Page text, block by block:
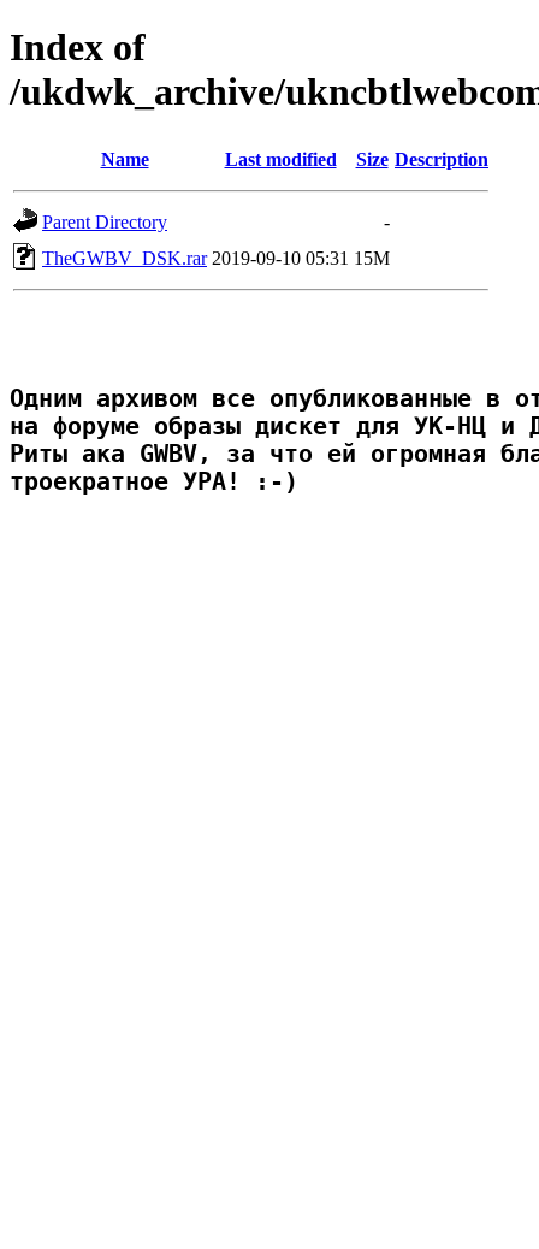
Index of
/ukdwk_archive/
Name Last modified Size Description
Parent Directory
-
TheGWBV_DSK.rar 2019-09-10 05:31 15M
Одним архивом все опубликованные в
на форуме образы дискет для УК-НЦ и
Риты ака GWBV, за что ей огромная